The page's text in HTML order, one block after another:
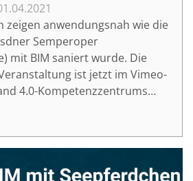
zeigen anwendungsnah wie die
Semperoper
mit BIM saniert wurde. Die
ist jetzt im Vimeo-
4.0-Kompetenzzentrums
Modeling (BIM) genutzt.